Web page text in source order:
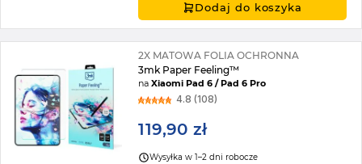
Dodaj do koszyka
2X MATOWA FOLIA OCHRONNA
3mk Paper Feeling™
naXiaomi Pad 6 / Pad 6 Pro
4.8 (108)
119,90 zł
Wysyłka w 1–2 dni robocze